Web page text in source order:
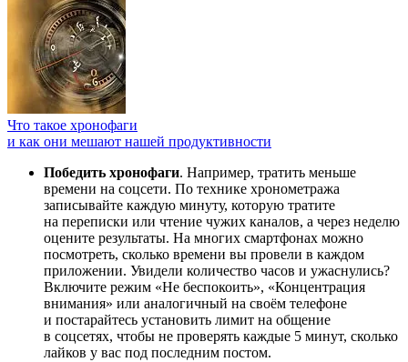
Что такое хронофаги
и как они мешают нашей продуктивности
Победить хронофаги. Например, тратить меньше
времени на соцсети. По технике хронометража
записывайте каждую минуту, которую тратите
на переписки или чтение чужих каналов, а через неделю
оцените результаты. На многих смартфонах можно
посмотреть, сколько времени вы провели в каждом
приложении. Увидели количество часов и ужаснулись?
Включите режим «Не беспокоить», «Концентрация
внимания» или аналогичный на своём телефоне
и постарайтесь установить лимит на общение
в соцсетях, чтобы не проверять каждые 5 минут, сколько
лайков у вас под последним постом.